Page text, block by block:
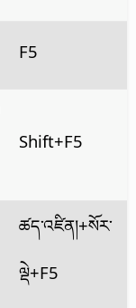
F5
Shift+F5
ཚད་འཛིན།+སོར་
ལྡེ+F5